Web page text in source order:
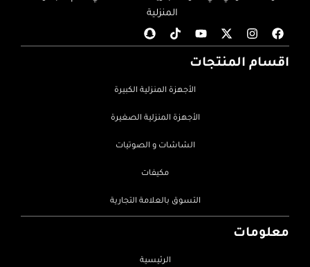
المنزلية
اقسام المنتجات
الأجهزة المنزلية الكبيرة
الأجهزة المنزلية الصغيرة
الشاشات و الصوتيات
مكيفات
التسوق بالعلامة التجارية
معلومات
الرئيسية